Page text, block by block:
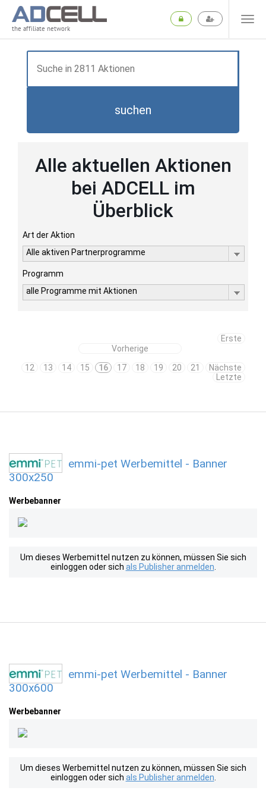
the affiliate network
suchen
Alle aktuellen Aktionen
bei ADCELL im
Überblick
Art der Aktion
Alle aktiven Partnerprogramme
Programm
alle Programme mit Aktionen
Erste
Vorherige
12
13 14 15 16 17 18 19 20 21
Nächste
Letzte
emmi-pet Werbemittel - Banner
300x250
Werbebanner
Um dieses Werbemittel nutzen zu können, müssen Sie sich
einloggen oder sich als Publisher anmelden
emmi-pet Werbemittel - Banner
300x600
Werbebanner
Um dieses Werbemittel nutzen zu können, müssen Sie sich
einloggen oder sich als Publisher anmelden